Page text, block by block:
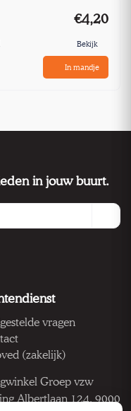
€4,20
Bekijk
In mandje
in jouw buurt.
vragen
(zakelijk)
Groep vzw
Albertlaan 124, 9000